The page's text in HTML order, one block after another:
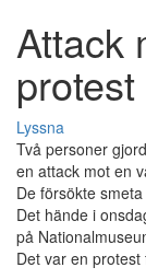
Attack
protest
Lyssna
Två personer
en attack mot en
De försökte
Det hände i
på
Det var en protest